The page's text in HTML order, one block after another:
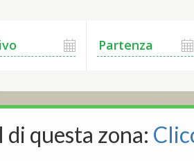
questa zona: